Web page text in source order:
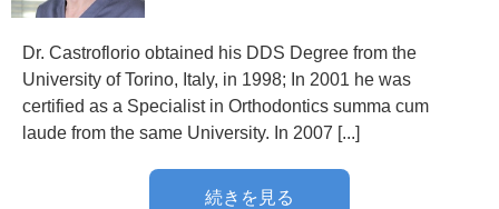
Dr. Castroflorio obtained his DDS Degree from the
University of Torino, Italy, in 1998; In 2001 he was
certified as a Specialist in Orthodontics summa cum
laude from the same University. In 2007 [...]
続きを見る